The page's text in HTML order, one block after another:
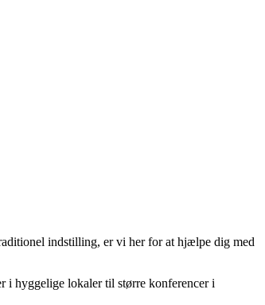
indstilling, er vi her for at hjælpe dig med
i hyggelige lokaler til større konferencer i